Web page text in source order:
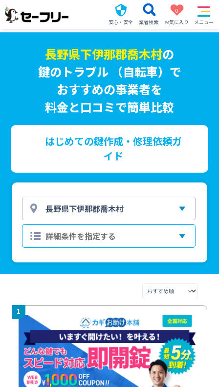
安心・安全 業者検索
0
お気に入り
メニュー
長野県下伊那郡喬木村の
鍵のトラブル （自転車）で
おすすめの事業者を
料金と口コミで簡単比較
はじめての鍵作成・修理依頼ガ
イド
1